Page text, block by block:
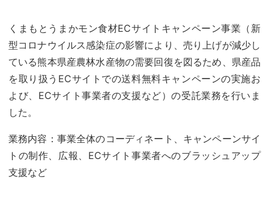
くまもとうまかモン食材ECサイトキャンペーン事業（新
型コロナウイルス感染症の影響により、売り上げが減少し
ている熊本県産農林水産物の需要回復を図るため、県産品
を取り扱うECサイトでの送料無料キャンペーンの実施お
よび、ECサイト事業者の支援など）の受託業務を行いま
した。
業務内容：事業全体のコーディネート、キャンペーンサイ
トの制作、広報、ECサイト事業者へのブラッシュアップ
支援など